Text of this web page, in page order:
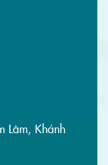
Lâm, Khánh